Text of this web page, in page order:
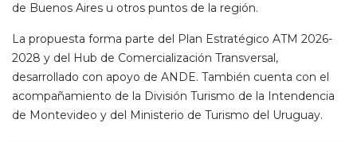
de Buenos Aires u otros puntos de la región.
La propuesta forma parte del Plan Estratégico ATM 2026-
2028 y del Hub de Comercialización Transversal,
desarrollado con apoyo de ANDE. También cuenta con el
acompañamiento de la División Turismo de la Intendencia
de Montevideo y del Ministerio de Turismo del Uruguay.